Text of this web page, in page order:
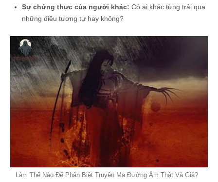
Sự chứng thực của người khác: Có ai khác từng trải qua
những điều tương tự hay không?
Làm Thế Nào Để Phân Biệt Truyện Ma Đường Âm Thật Và Giả?